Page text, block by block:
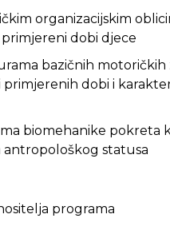
organizacijskim
primjereni dobi djece
bazičnih motoričkih
dobi i
biomehanike pokreta
antropološkog statusa
programa